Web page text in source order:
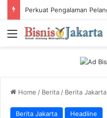
Menu
Home / Berita / Berita Jakarta
Berita Jakarta Headline